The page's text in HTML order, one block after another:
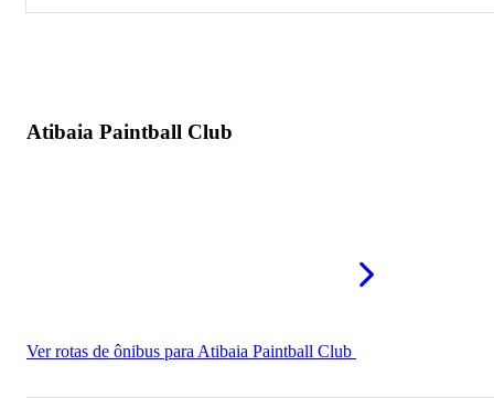
Atibaia Paintball Club
Ver rotas de ônibus para Atibaia Paintball Club